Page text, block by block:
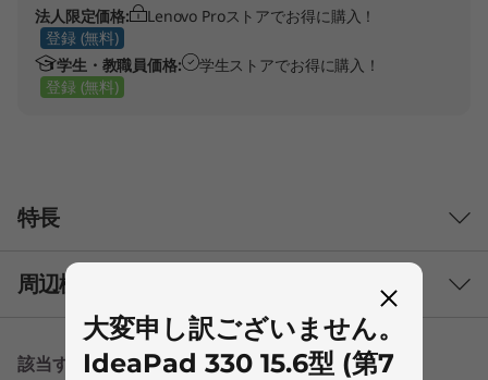
テ
ル
法人限定価格:
Lenovo Proストアでお得に購入！
登録 (無料)
学生・教職員価格:
学生ストアでお得に購入！
登録 (無料)
特長
周辺機器
すべてを見る
Original Price 2200 JPY Discounted Price 2200 JPY
Original Price 7920 JPY Discounted Price 7920 JPY
Original Price 3300 JPY Discounted Price 2480 JPY
Original Price 3300 JPY Discounted Price 3300 JPY
Original Price 2530 JPY Discounted Price 2200 JPY
該当する情報はありません
大変申し訳ございません。
IdeaPad 330 15.6型 (第7